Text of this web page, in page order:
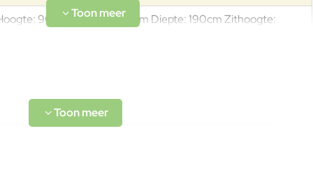
90cm Breedte: 190cm Diepte: 190cm Zithoogte: